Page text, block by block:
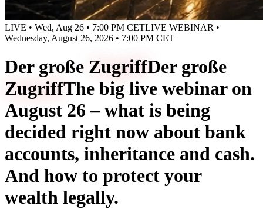
LIVE • Wed, Aug 26 • 7:00 PM CETLIVE WEBINAR •
Wednesday, August 26, 2026 • 7:00 PM CET
Der große ZugriffDer große
ZugriffThe big live webinar on
August 26 – what is being
decided right now about bank
accounts, inheritance and cash.
And how to protect your
wealth legally.